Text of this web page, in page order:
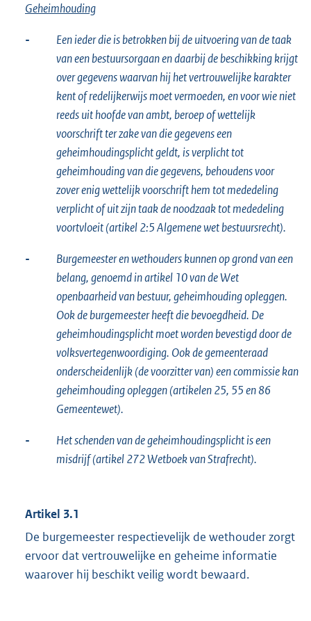
Geheimhouding
-
Een ieder die is betrokken bij de uitvoering van de taak
van een bestuursorgaan en daarbij de beschikking krijgt
over gegevens waarvan hij het vertrouwelijke karakter
kent of redelijkerwijs moet vermoeden, en voor wie niet
reeds uit hoofde van ambt, beroep of wettelijk
voorschrift ter zake van die gegevens een
geheimhoudingsplicht geldt, is verplicht tot
geheimhouding van die gegevens, behoudens voor
zover enig wettelijk voorschrift hem tot mededeling
verplicht of uit zijn taak de noodzaak tot mededeling
voortvloeit (artikel 2:5 Algemene wet bestuursrecht).
-
Burgemeester en wethouders kunnen op grond van een
belang, genoemd in artikel 10 van de Wet
openbaarheid van bestuur, geheimhouding opleggen.
Ook de burgemeester heeft die bevoegdheid. De
geheimhoudingsplicht moet worden bevestigd door de
volksvertegenwoordiging. Ook de gemeenteraad
onderscheidenlijk (de voorzitter van) een commissie kan
geheimhouding opleggen (artikelen 25, 55 en 86
Gemeentewet).
-
Het schenden van de geheimhoudingsplicht is een
misdrijf (artikel 272 Wetboek van Strafrecht).
Artikel 3.1
De burgemeester respectievelijk de wethouder zorgt
ervoor dat vertrouwelijke en geheime informatie
waarover hij beschikt veilig wordt bewaard.